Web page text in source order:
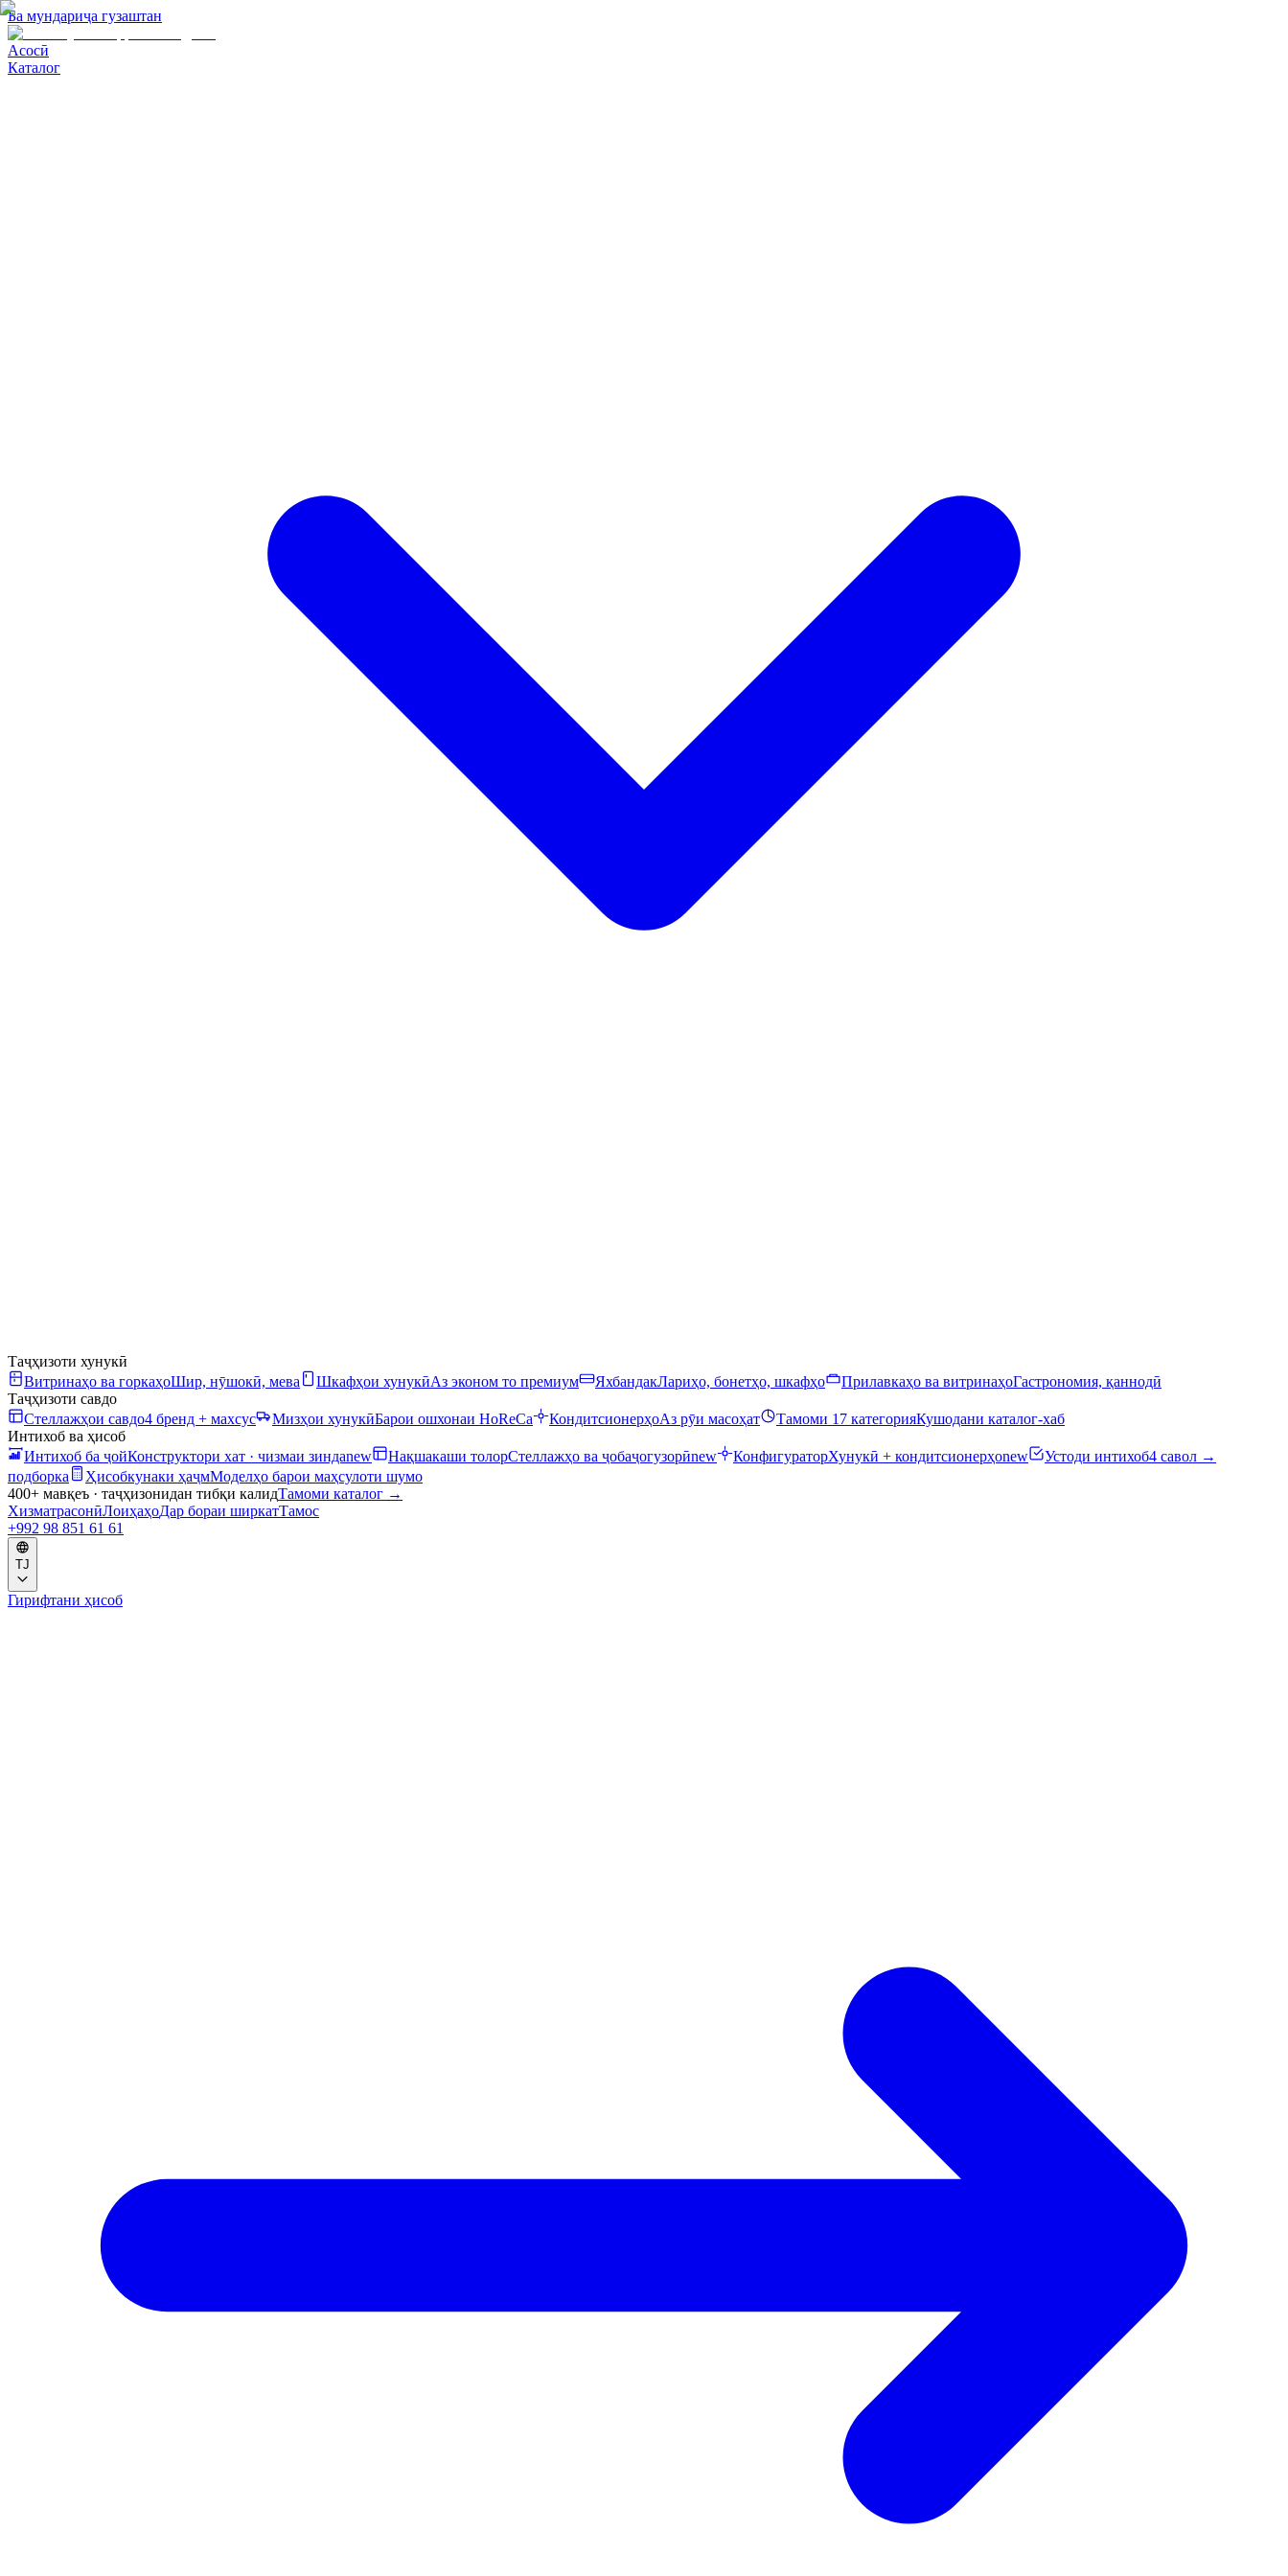
Ба мундариҷа гузаштан
Асосӣ
Каталог
Таҷҳизоти хунукӣ
Витринаҳо ва горкаҳоШир, нӯшокӣ, мева Шкафҳои хунукӣАз эконом то премиум ЯхбандакЛариҳо, бонетҳо, шкафҳо Прилавкаҳо ва витринаҳоГастрономия, қаннодӣ
Таҷҳизоти савдо
Стеллажҳои савдо4 бренд + махсус Мизҳои хунукӣБарои ошхонаи HoReCa КондитсионерҳоАз рӯи масоҳат Тамоми 17 категорияКушодани каталог-хаб
Интихоб ва ҳисоб
Интихоб ба ҷойКонструктори хат · чизмаи зиндаnew Нақшакаши толорСтеллажҳо ва ҷобаҷогузорӣnew КонфигураторХунукӣ + кондитсионерҳоnew Устоди интихоб4 савол →
подборка
Ҳисобкунаки ҳаҷмМоделҳо барои маҳсулоти шумо
400+ мавқеъ · таҷҳизонидан тибқи калидТамоми каталог →
ХизматрасонӣЛоиҳаҳоДар бораи ширкатТамос
+992 98 851 61 61
TJ
Гирифтани ҳисоб